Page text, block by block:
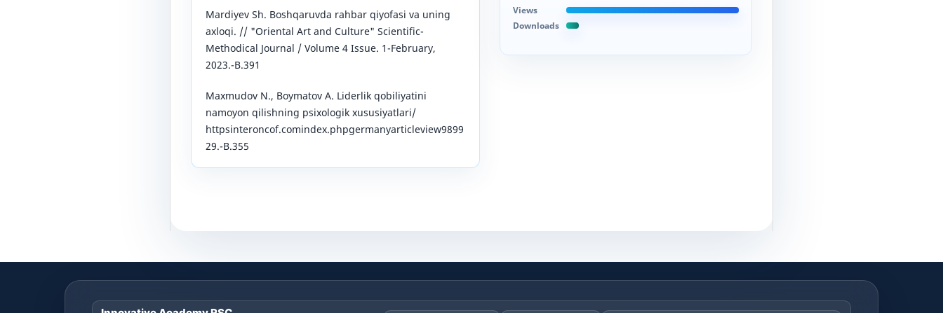
Mardiyev Sh. Boshqaruvda rahbar qiyofasi va uning
axloqi. // "Oriental Art and Culture" Scientific-
Methodical Journal / Volume 4 Issue. 1-February,
2023.-B.391
Maxmudov N., Boymatov A. Liderlik qobiliyatini
namoyon qilishning psixologik xususiyatlari/
httpsinteroncof.comindex.phpgermanyarticleview9899
29.-B.355
Views
Downloads